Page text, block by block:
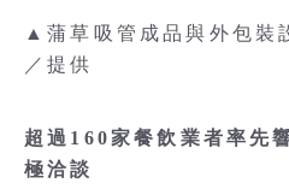
▲蒲草吸管成品與外包
／提供
超過160家餐飲業者率先
極洽談